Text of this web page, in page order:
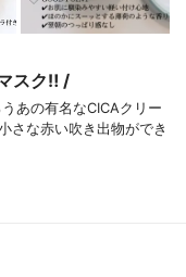
スク‼︎ /
あの有名なCICAクリー
さな赤い吹き出物ができ